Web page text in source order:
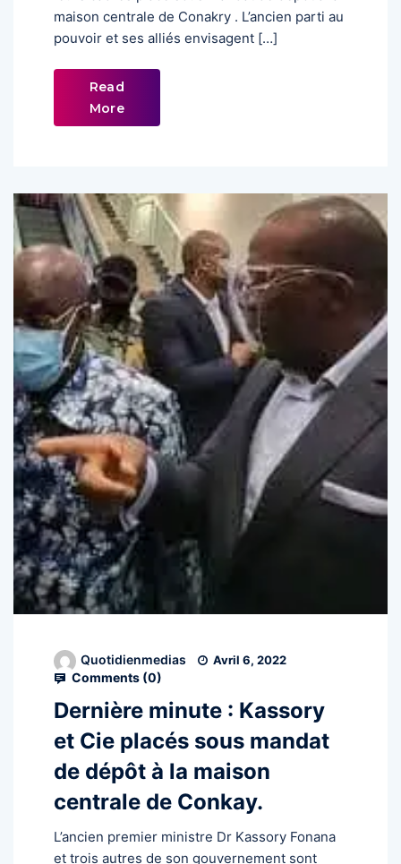
maison centrale de Conakry . L’ancien parti au
pouvoir et ses alliés envisagent […]
Read
More
Quotidienmedias Avril 6, 2022
Comments (0)
Dernière minute : Kassory
et Cie placés sous mandat
de dépôt à la maison
centrale de Conkay.
L’ancien premier ministre Dr Kassory Fonana
et trois autres de son gouvernement sont